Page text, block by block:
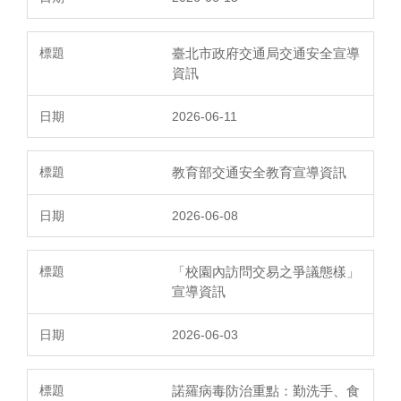
臺北市政府交通局交通安全宣導
資訊
2026-06-11
教育部交通安全教育宣導資訊
2026-06-08
「校園內訪問交易之爭議態樣」
宣導資訊
2026-06-03
諾羅病毒防治重點：勤洗手、食